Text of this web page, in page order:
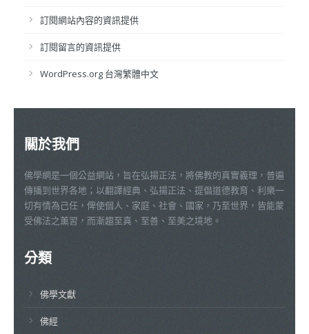
訂閱網站內容的資訊提供
訂閱留言的資訊提供
WordPress.org 台灣繁體中文
關於我們
佛學網是一個公益網站，旨在弘揚正法，將佛教的真實義理，普遍
傳播到世界各地；以翻譯經典、弘揚正法、提倡道德教育、利樂一
切有情為己任，俾使個人、家庭、社會、國家，乃至世界，皆能蒙
受佛法之薰習，而漸趨至真、至善、至美之境地。
分類
佛學文獻
佛經